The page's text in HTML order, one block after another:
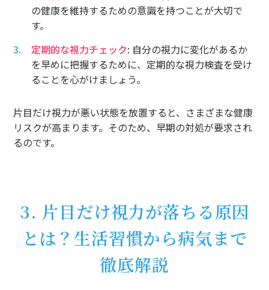
の健康を維持するための意識を持つことが大切で
す。
定期的な視力チェック: 自分の視力に変化があるか
を早めに把握するために、定期的な視力検査を受け
ることを心がけましょう。
片目だけ視力が悪い状態を放置すると、さまざまな健康
リスクが高まります。そのため、早期の対処が要求され
るのです。
3. 片目だけ視力が落ちる原因
とは？生活習慣から病気まで
徹底解説